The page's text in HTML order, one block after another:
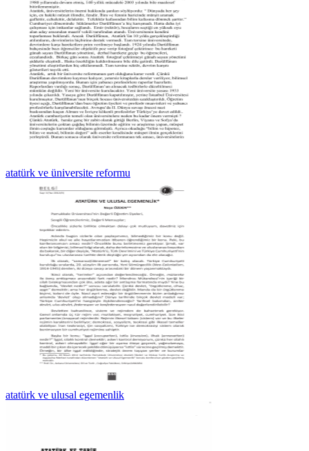
atatürk ve üniversite reformu
atatürk ve ulusal egemenlik